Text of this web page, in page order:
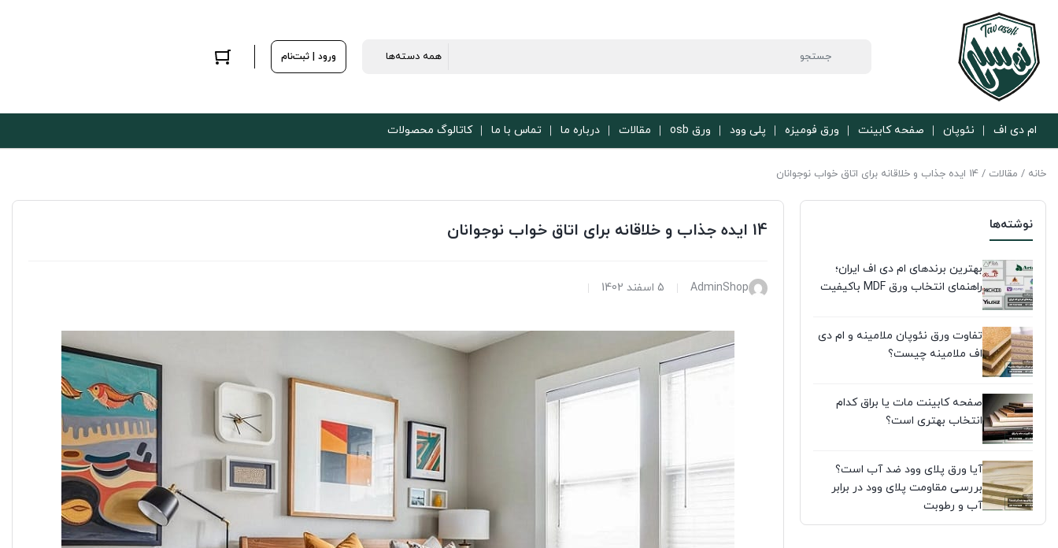
ورود | ثبت‌نام
ام دی اف نئوپان صفحه کابینت ورق فومیزه پلی وود ورق osb مقالات درباره ما تماس با ما کاتالوگ محصولات
خانه / مقالات / 14 ایده جذاب و خلاقانه برای اتاق خواب نوجوانان
نوشته‌ها
بهترین برندهای ام دی اف ایران؛
راهنمای انتخاب ورق MDF باکیفیت
تفاوت ورق نئوپان ملامینه و ام دی
اف ملامینه چیست؟
صفحه کابینت مات یا براق کدام
انتخاب بهتری است؟
آیا ورق پلای وود ضد آب است؟
بررسی مقاومت پلای وود در برابر
آب و رطوبت
14 ایده جذاب و خلاقانه برای اتاق خواب نوجوانان
AdminShop 5 اسفند 1402